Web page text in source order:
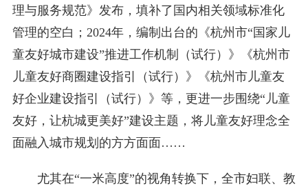
理与服务规范》发布，填补了国内相关领域标准化
管理的空白；2024年，编制出台的《杭州市“国家儿
童友好城市建设”推进工作机制（试行）》《杭州市
儿童友好商圈建设指引（试行）》《杭州市儿童友
好企业建设指引（试行）》等，更进一步围绕“儿童
友好，让杭城更美好”建设主题，将儿童友好理念全
面融入城市规划的方方面面……
尤其在“一米高度”的视角转换下，全市妇联、教